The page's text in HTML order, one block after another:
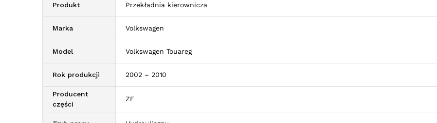
Produkt Przekładnia kierownicza
Marka Volkswagen
Model Volkswagen Touareg
Rok produkcji 2002 – 2010
Producent
części
ZF